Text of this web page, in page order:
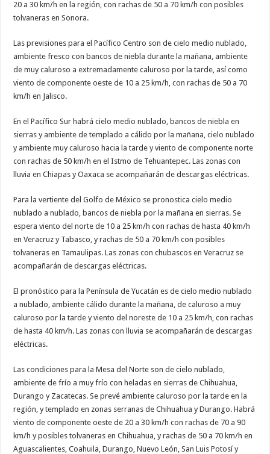
20 a 30 km/h en la región, con rachas de 50 a 70 km/h con posibles
tolvaneras en Sonora.
Las previsiones para el Pacífico Centro son de cielo medio nublado,
ambiente fresco con bancos de niebla durante la mañana, ambiente
de muy caluroso a extremadamente caluroso por la tarde, así como
viento de componente oeste de 10 a 25 km/h, con rachas de 50 a 70
km/h en Jalisco.
En el Pacífico Sur habrá cielo medio nublado, bancos de niebla en
sierras y ambiente de templado a cálido por la mañana, cielo nublado
y ambiente muy caluroso hacia la tarde y viento de componente norte
con rachas de 50 km/h en el Istmo de Tehuantepec. Las zonas con
lluvia en Chiapas y Oaxaca se acompañarán de descargas eléctricas.
Para la vertiente del Golfo de México se pronostica cielo medio
nublado a nublado, bancos de niebla por la mañana en sierras. Se
espera viento del norte de 10 a 25 km/h con rachas de hasta 40 km/h
en Veracruz y Tabasco, y rachas de 50 a 70 km/h con posibles
tolvaneras en Tamaulipas. Las zonas con chubascos en Veracruz se
acompañarán de descargas eléctricas.
El pronóstico para la Península de Yucatán es de cielo medio nublado
a nublado, ambiente cálido durante la mañana, de caluroso a muy
caluroso por la tarde y viento del noreste de 10 a 25 km/h, con rachas
de hasta 40 km/h. Las zonas con lluvia se acompañarán de descargas
eléctricas.
Las condiciones para la Mesa del Norte son de cielo nublado,
ambiente de frío a muy frío con heladas en sierras de Chihuahua,
Durango y Zacatecas. Se prevé ambiente caluroso por la tarde en la
región, y templado en zonas serranas de Chihuahua y Durango. Habrá
viento de componente oeste de 20 a 30 km/h con rachas de 70 a 90
km/h y posibles tolvaneras en Chihuahua, y rachas de 50 a 70 km/h en
Aguascalientes, Coahuila, Durango, Nuevo León, San Luis Potosí y